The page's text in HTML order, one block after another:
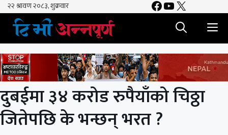
Skip
content
Facebook
YouTube
X
दुबईमा ३४ करोड रुपैयाँको चिठ्ठा
जितेपछि के भन्छन् भरत ?